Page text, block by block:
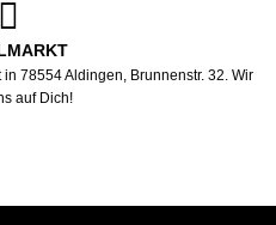
78554 Aldingen, Brunnenstr. 32. Wir
auf Dich!